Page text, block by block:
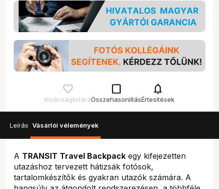
Kívánságlistára
check_box_outline_blank
Összehasonlítás
notifications
Értesítések
Leírás Vásárlói vélemények
A TRANSIT Travel Backpack egy kifejezetten
utazáshoz tervezett hátizsák fotósok,
tartalomkészítők és gyakran utazók számára. A